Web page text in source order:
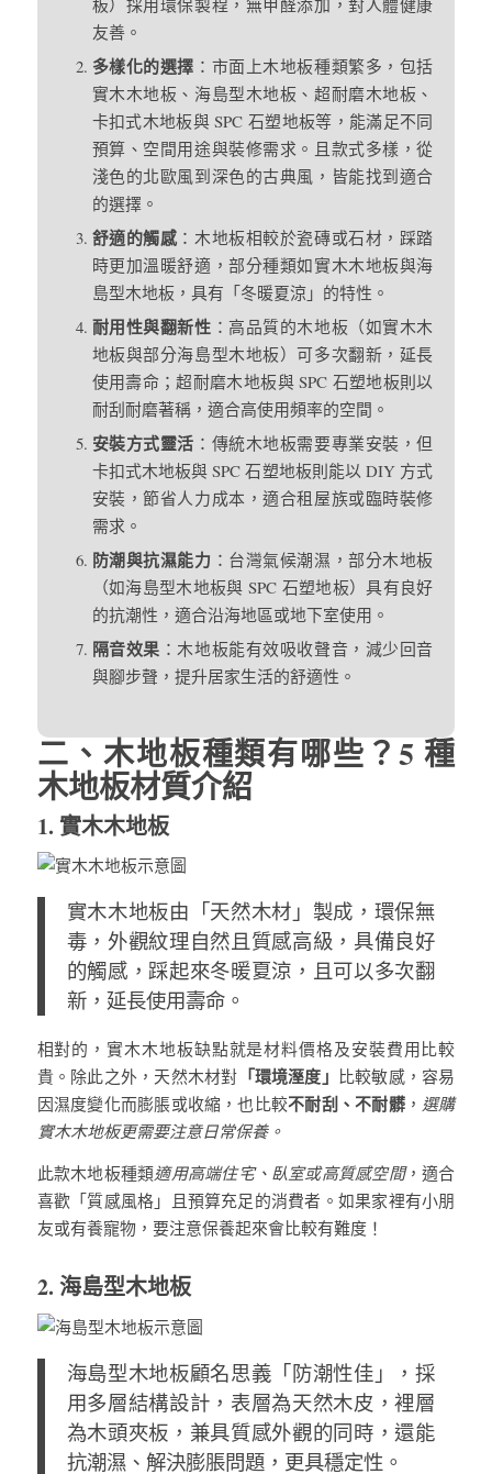
友善。
多樣化的選擇 ：市面上木地板種類繁多，包括
實木木地板、海島型木地板、超耐磨木地板、
卡扣式木地板與 SPC 石塑地板等，能滿足不同
預算、空間用途與裝修需求。且款式多樣，從
淺色的北歐風到深色的古典風，皆能找到適合
的選擇。
舒適的觸感 ：木地板相較於瓷磚或石材，踩踏
時更加溫暖舒適，部分種類如實木木地板與海
島型木地板，具有「冬暖夏涼」的特性。
耐用性與翻新性 ：高品質的木地板（如實木木
地板與部分海島型木地板）可多次翻新，延長
使用壽命；超耐磨木地板與 SPC 石塑地板則以
耐刮耐磨著稱，適合高使用頻率的空間。
安裝方式靈活 ：傳統木地板需要專業安裝，但
卡扣式木地板與 SPC 石塑地板則能以 DIY 方式
安裝，節省人力成本，適合租屋族或臨時裝修
需求。
防潮與抗濕能力 ：台灣氣候潮濕，部分木地板
（如海島型木地板與 SPC 石塑地板）具有良好
的抗潮性，適合沿海地區或地下室使用。
隔音效果 ：木地板能有效吸收聲音，減少回音
與腳步聲，提升居家生活的舒適性。
二、木地板種類有哪些？5 種
木地板材質介紹
1. 實木木地板
實木木地板由「天然木材」製成，環保無
毒，外觀紋理自然且質感高級，具備良好
的觸感，踩起來冬暖夏涼，且可以多次翻
新，延長使用壽命。
相對的，實木木地板缺點就是材料價格及安裝費用比較
貴。除此之外，天然木材對 「環境溼度」 比較敏感，容易
因濕度變化而膨脹或收縮，也比較不耐刮、不耐髒， 選購
實木木地板更需要注意日常保養。
此款木地板種類適用高端住宅、臥室或高質感空間，適合
喜歡「質感風格」且預算充足的消費者。如果家裡有小朋
友或有養寵物，要注意保養起來會比較有難度！
2. 海島型木地板
海島型木地板顧名思義「防潮性佳」，採
用多層結構設計，表層為天然木皮，裡層
為木頭夾板，兼具質感外觀的同時，還能
抗潮濕、解決膨脹問題，更具穩定性。